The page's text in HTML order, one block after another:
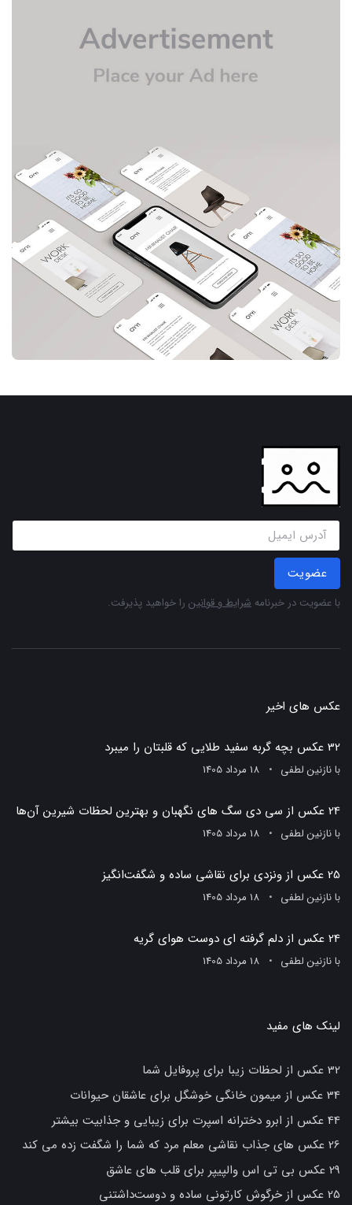
عضویت
با عضویت در خبرنامه شرایط و قوانین را خواهید پذیرفت.
عکس های اخیر
32 عکس بچه گربه سفید طلایی که قلبتان را میبرد
بانازنین لطفی 18 مرداد 1405
24 عکس از سی دی سگ های نگهبان و بهترین لحظات شیرین آن‌ها
بانازنین لطفی 18 مرداد 1405
25 عکس از ونزدی برای نقاشی ساده و شگفت‌انگیز
بانازنین لطفی 18 مرداد 1405
24 عکس از دلم گرفته ای دوست هوای گریه
بانازنین لطفی 18 مرداد 1405
لینک های مفید
32 عکس از لحظات زیبا برای پروفایل شما
34 عکس از میمون خانگی خوشگل برای عاشقان حیوانات
44 عکس از ابرو دخترانه اسپرت برای زیبایی و جذابیت بیشتر
26 عکس های جذاب نقاشی معلم مرد که شما را شگفت زده می کند
29 عکس بی تی اس والپیپر برای قلب های عاشق
25 عکس از خرگوش کارتونی ساده و دوست‌داشتنی